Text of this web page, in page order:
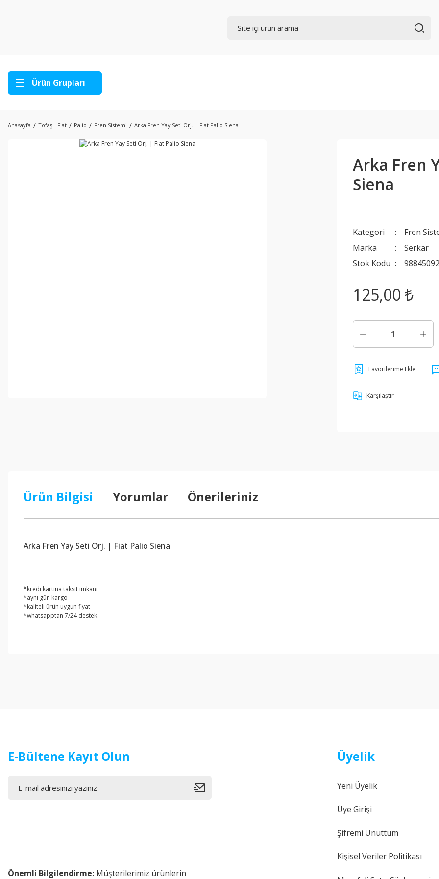
Ürün Grupları
Anasayfa Tofaş - Fiat Palio Fren Sistemi Arka Fren Yay Seti Orj. | Fiat Palio Siena
Arka Fren
Siena
Kategori Fren
Marka
Serkar
Stok Kodu
125,00 ₺
Karşılaştır
Ürün Bilgisi Yorumlar Önerileriniz
Arka Fren Yay Seti Orj. | Fiat Palio Siena
*kredi kartına taksit imkanı
*aynı gün kargo
*kaliteli ürün uygun fiyat
*whatsapptan 7/24 destek
E-Bültene Kayıt Olun
Önemli Bilgilendirme: Müşterilerimiz ürünlerin
Üyelik
Yeni Üyelik
Üye Girişi
Şifremi Unuttum
Kişisel Veriler Politikası